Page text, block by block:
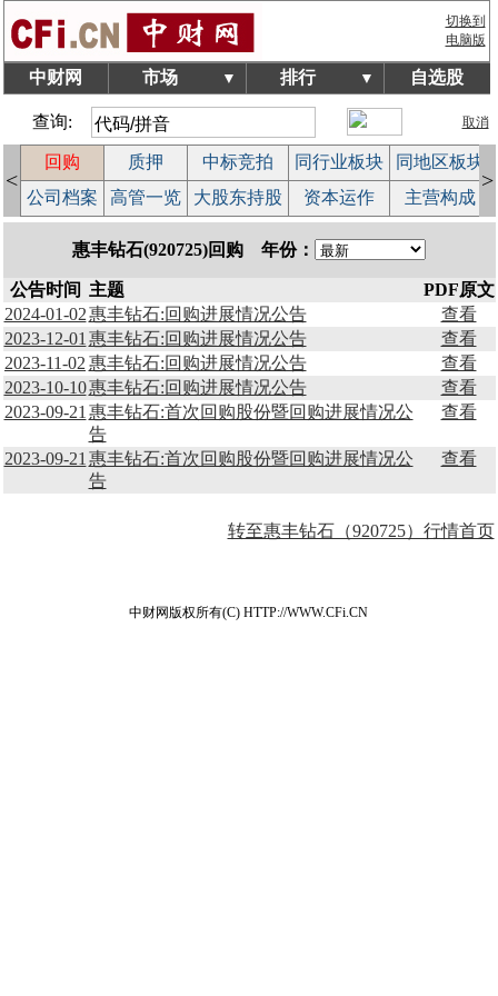
切换到
电脑版
中财网 市场 ▼ 排行 ▼ 自选股
查询: 取消
<
回购 质押 中标竞拍 同行业板块 同地区板块
公司档案 高管一览 大股东持股 资本运作 主营构成
>
惠丰钻石(920725)回购 年份：
公告时间 主题
PDF原文
2024-01-02惠丰钻石:回购进展情况公告
查看
2023-12-01 惠丰钻石:回购进展情况公告
查看
2023-11-02 惠丰钻石:回购进展情况公告
查看
2023-10-10惠丰钻石:回购进展情况公告
查看
2023-09-21 惠丰钻石:首次回购股份暨回购进展情况公
告
查看
2023-09-21 惠丰钻石:首次回购股份暨回购进展情况公
告
查看
转至惠丰钻石（920725）行情首页
中财网版权所有(C) HTTP://WWW.CFi.CN